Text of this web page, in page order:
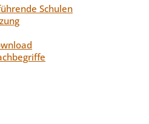
Schulen